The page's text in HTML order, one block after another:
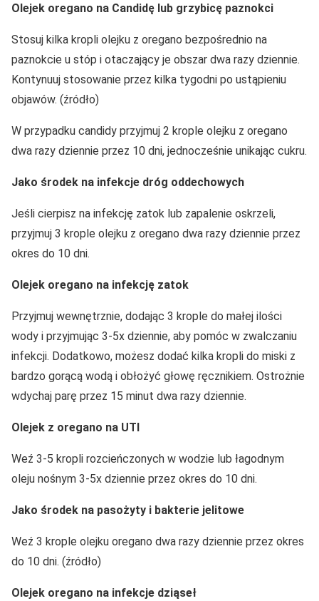
Olejek oregano na Candidę lub grzybicę paznokci
Stosuj kilka kropli olejku z oregano bezpośrednio na
paznokcie u stóp i otaczający je obszar dwa razy dziennie.
Kontynuuj stosowanie przez kilka tygodni po ustąpieniu
objawów. (źródło)
W przypadku candidy przyjmuj 2 krople olejku z oregano
dwa razy dziennie przez 10 dni, jednocześnie unikając cukru.
Jako środek na infekcje dróg oddechowych
Jeśli cierpisz na infekcję zatok lub zapalenie oskrzeli,
przyjmuj 3 krople olejku z oregano dwa razy dziennie przez
okres do 10 dni.
Olejek oregano na infekcję zatok
Przyjmuj wewnętrznie, dodając 3 krople do małej ilości
wody i przyjmując 3-5x dziennie, aby pomóc w zwalczaniu
infekcji. Dodatkowo, możesz dodać kilka kropli do miski z
bardzo gorącą wodą i obłożyć głowę ręcznikiem. Ostrożnie
wdychaj parę przez 15 minut dwa razy dziennie.
Olejek z oregano na UTI
Weź 3-5 kropli rozcieńczonych w wodzie lub łagodnym
oleju nośnym 3-5x dziennie przez okres do 10 dni.
Jako środek na pasożyty i bakterie jelitowe
Weź 3 krople olejku oregano dwa razy dziennie przez okres
do 10 dni. (źródło)
Olejek oregano na infekcje dziąseł